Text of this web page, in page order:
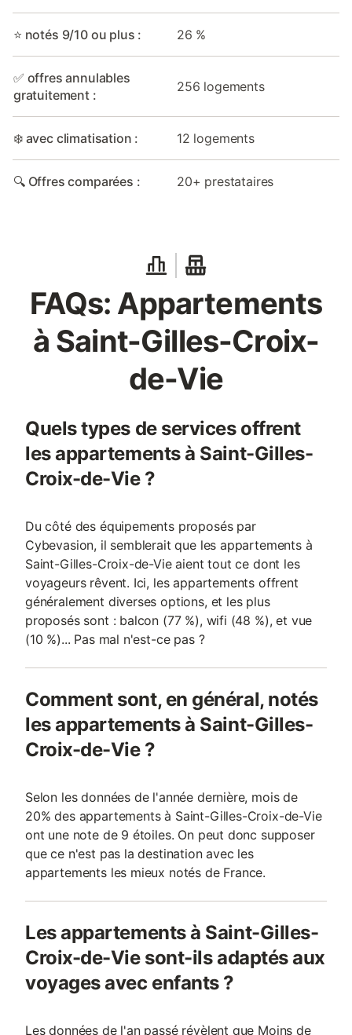
⭐ notés 9/10 ou plus : 26 %
✅ offres annulables
gratuitement :
256 logements
❄️ avec climatisation : 12 logements
🔍 Offres comparées : 20+ prestataires
FAQs: Appartements
à Saint-Gilles-Croix-
de-Vie
Quels types de services offrent
les appartements à Saint-Gilles-
Croix-de-Vie ?
Du côté des équipements proposés par
Cybevasion, il semblerait que les appartements à
Saint-Gilles-Croix-de-Vie aient tout ce dont les
voyageurs rêvent. Ici, les appartements offrent
généralement diverses options, et les plus
proposés sont : balcon (77 %), wifi (48 %), et vue
(10 %)... Pas mal n'est-ce pas ?
Comment sont, en général, notés
les appartements à Saint-Gilles-
Croix-de-Vie ?
Selon les données de l'année dernière, mois de
20% des appartements à Saint-Gilles-Croix-de-Vie
ont une note de 9 étoiles. On peut donc supposer
que ce n'est pas la destination avec les
appartements les mieux notés de France.
Les appartements à Saint-Gilles-
Croix-de-Vie sont-ils adaptés aux
voyages avec enfants ?
Les données de l'an passé révèlent que Moins de